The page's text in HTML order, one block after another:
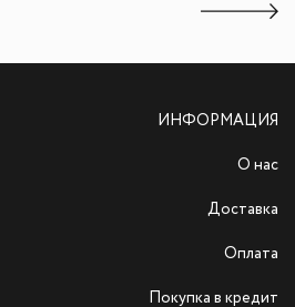
ИНФОРМАЦИЯ
О нас
Доставка
Оплата
Покупка в кредит